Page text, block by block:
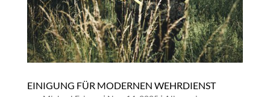
EINIGUNG FÜR MODERNEN WEHRDIENST